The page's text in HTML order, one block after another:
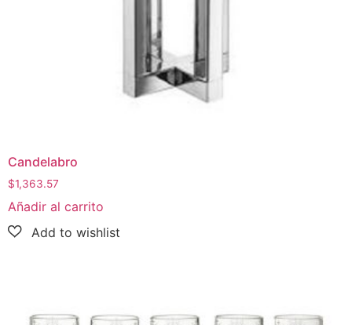
Candelabro
$1,363.57
Añadir al carrito